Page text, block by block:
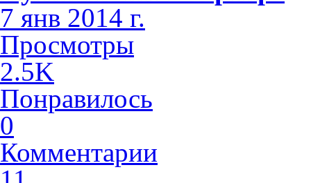
7 янв 2014 г.
Просмотры
2.5K
Понравилось
0
Комментарии